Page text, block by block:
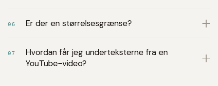
06 Er der en størrelsesgrænse?
07
Hvordan får jeg underteksterne fra en
YouTube-video?